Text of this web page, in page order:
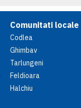
Comunitati locale
Codlea
Ghimbav
Tarlungeni
Feldioara
Halchiu